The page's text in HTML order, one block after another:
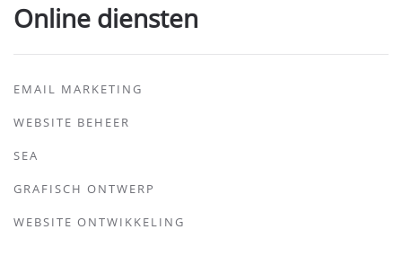
Online diensten
EMAIL MARKETING
WEBSITE BEHEER
SEA
GRAFISCH ONTWERP
WEBSITE ONTWIKKELING